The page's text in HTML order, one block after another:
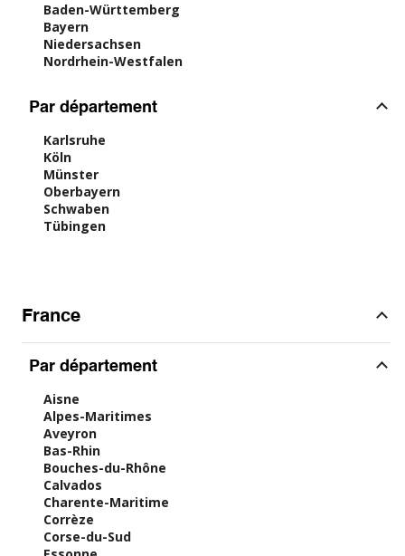
Baden-Württemberg
Bayern
Niedersachsen
Nordrhein-Westfalen
Par département
Karlsruhe
Köln
Münster
Oberbayern
Schwaben
Tübingen
France
Par département
Aisne
Alpes-Maritimes
Aveyron
Bas-Rhin
Bouches-du-Rhône
Calvados
Charente-Maritime
Corrèze
Corse-du-Sud